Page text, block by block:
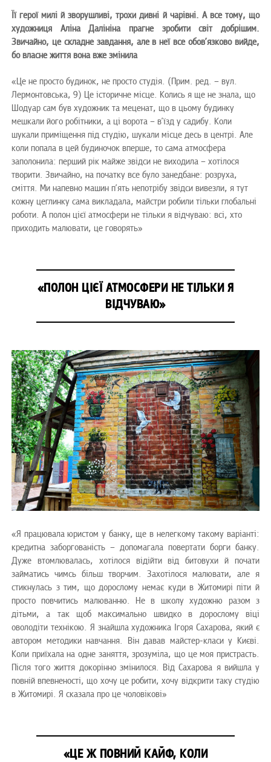
Її герої милі й зворушливі, трохи дивні й чарівні. А все тому, що
художниця Аліна Далініна прагне зробити світ добрішим.
Звичайно, це складне завдання, але в неї все обов’язково вийде,
бо власне життя вона вже змінила
«Це не просто будинок, не просто студія. (Прим. ред. – вул.
Лермонтовська, 9) Це історичне місце. Колись я ще не знала, що
Шодуар сам був художник та меценат, що в цьому будинку
мешкали його робітники, а ці ворота – в’їзд у садибу. Коли
шукали приміщення під студію, шукали місце десь в центрі. Але
коли попала в цей будиночок вперше, то сама атмосфера
заполонила: перший рік майже звідси не виходила – хотілося
творити. Звичайно, на початку все було занедбане: розруха,
сміття. Ми напевно машин п’ять непотрібу звідси вивезли, я тут
кожну цеглинку сама викладала, майстри робили тільки глобальні
роботи. А полон цієї атмосфери не тільки я відчуваю: всі, хто
приходить малювати, це говорять»
«ПОЛОН ЦІЄЇ АТМОСФЕРИ НЕ ТІЛЬКИ Я
ВІДЧУВАЮ»
«Я працювала юристом у банку, ще в нелегкому такому варіанті:
кредитна заборгованість – допомагала повертати борги банку.
Дуже втомлювалась, хотілося відійти від битовухи й почати
займатись чимсь більш творчим. Захотілося малювати, але я
стикнулась з тим, що дорослому немає куди в Житомирі піти й
просто повчитись малюванню. Не в школу художню разом з
дітьми, а так щоб максимально швидко в дорослому віці
оволодіти технікою. Я знайшла художника Ігоря Сахарова, який є
автором методики навчання. Він давав майстер-класи у Києві.
Коли приїхала на одне заняття, зрозуміла, що це моя пристрасть.
Після того життя докорінно змінилося. Від Сахарова я вийшла у
повній впевненості, що хочу це робити, хочу відкрити таку студію
в Житомирі. Я сказала про це чоловікові»
«ЦЕ Ж ПОВНИЙ КАЙФ, КОЛИ